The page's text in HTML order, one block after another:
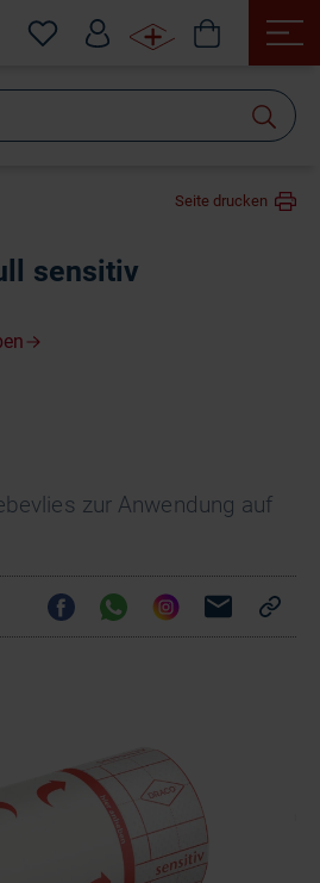
Seite drucken
sensitiv
zur Anwendung auf
80,96 €
70,88 €
suchen